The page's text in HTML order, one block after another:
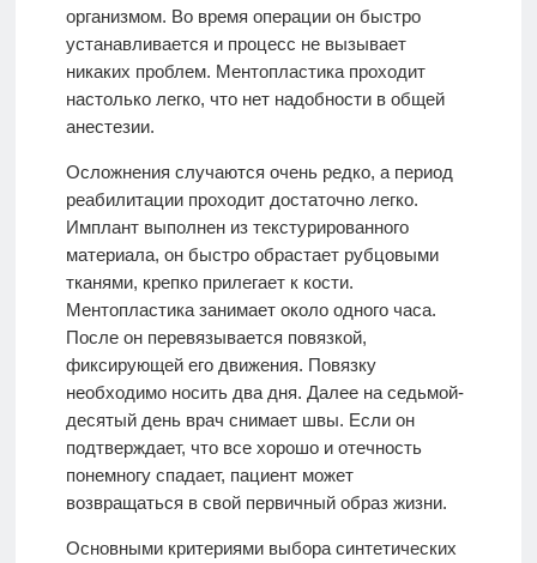
организмом. Во время операции он быстро
устанавливается и процесс не вызывает
никаких проблем. Ментопластика проходит
настолько легко, что нет надобности в общей
анестезии.
Осложнения случаются очень редко, а период
реабилитации проходит достаточно легко.
Имплант выполнен из текстурированного
материала, он быстро обрастает рубцовыми
тканями, крепко прилегает к кости.
Ментопластика занимает около одного часа.
После он перевязывается повязкой,
фиксирующей его движения. Повязку
необходимо носить два дня. Далее на седьмой-
десятый день врач снимает швы. Если он
подтверждает, что все хорошо и отечность
понемногу спадает, пациент может
возвращаться в свой первичный образ жизни.
Основными критериями выбора синтетических